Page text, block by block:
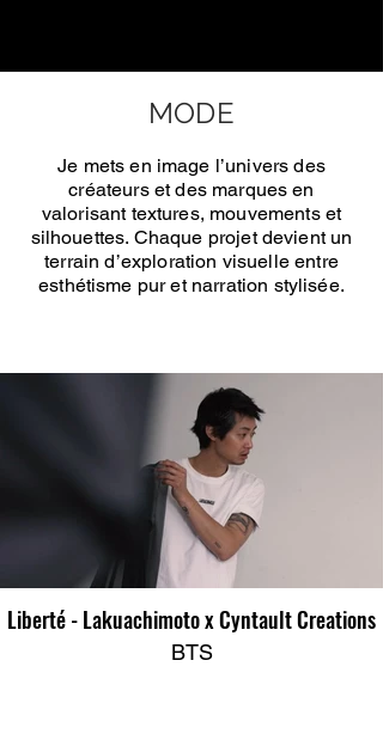
MODE
Je mets en image l’univers des
créateurs et des marques en
valorisant textures, mouvements et
silhouettes. Chaque projet devient un
terrain d’exploration visuelle entre
esthétisme pur et narration stylisée.
Liberté - Lakuachimoto x Cyntault Creations
BTS